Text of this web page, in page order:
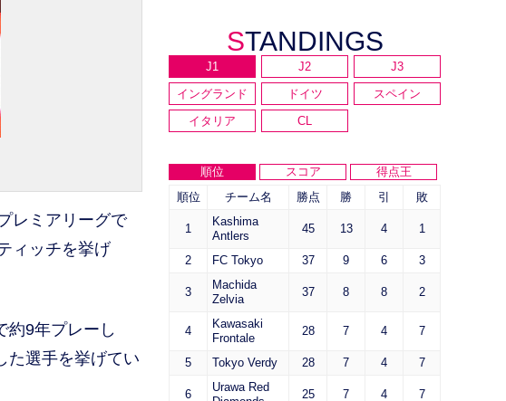
レミアリーグで
ィッチを挙げ
約9年プレーし
た選手を挙げてい
STANDINGS
J1 J2
J3
イングランド
ドイツ
スペイン
イタリア
CL
順位 スコア
得点王
順位
チーム名 勝点 勝 引 敗
1
Kashima
Antlers
45 13 4 1
2 FC Tokyo 37 9 6 3
3
Machida
Zelvia
37 8 8 2
4
Kawasaki
Frontale
28 7 4 7
5 Tokyo Verdy 28 7 4 7
6
Urawa Red
25 7 4 7